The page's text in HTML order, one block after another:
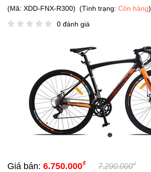
(Mã: XDD-FNX-R300) (Tình trạng: Còn hàng)
0 đánh giá
Giá bán: 6.750.000₫ 7.290.000₫